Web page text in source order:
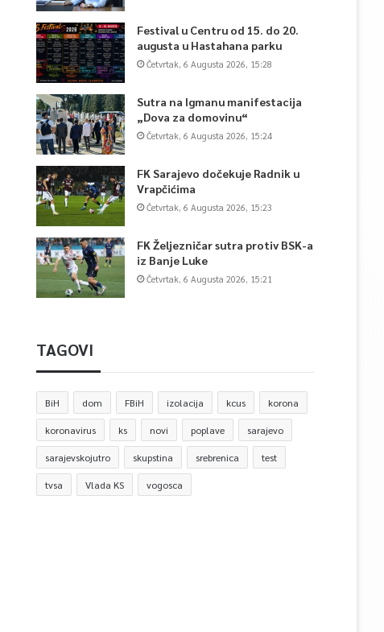
Festival u Centru od 15. do 20.
augusta u Hastahana parku
Četvrtak, 6 Augusta 2026, 15:28
Sutra na Igmanu manifestacija
„Dova za domovinu“
Četvrtak, 6 Augusta 2026, 15:24
FK Sarajevo dočekuje Radnik u
Vrapčićima
Četvrtak, 6 Augusta 2026, 15:23
FK Željezničar sutra protiv BSK-a
iz Banje Luke
Četvrtak, 6 Augusta 2026, 15:21
TAGOVI
BiH dom FBiH izolacija kcus korona
koronavirus ks novi poplave sarajevo
sarajevskojutro skupstina srebrenica test
tvsa Vlada KS vogosca